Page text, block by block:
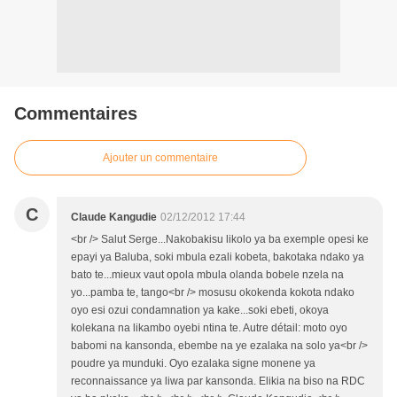
Commentaires
Ajouter un commentaire
C Claude Kangudie 02/12/2012 17:44
<br /> Salut Serge...Nakobakisu likolo ya ba exemple opesi ke
epayi ya Baluba, soki mbula ezali kobeta, bakotaka ndako ya
bato te...mieux vaut opola mbula olanda bobele nzela na
yo...pamba te, tango<br /> mosusu okokenda kokota ndako
oyo esi ozui condamnation ya kake...soki ebeti, okoya
kolekana na likambo oyebi ntina te. Autre détail: moto oyo
babomi na kansonda, ebembe na ye ezalaka na solo ya<br />
poudre ya munduki. Oyo ezalaka signe monene ya
reconnaissance ya liwa par kansonda. Elikia na biso na RDC